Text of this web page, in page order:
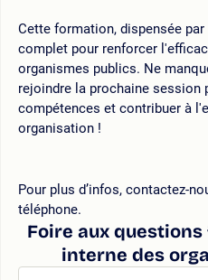
Cette formation, dispensée
complet pour renforcer
organismes publics. Ne
rejoindre la prochaine session
compétences et contribuer à
organisation !
Pour plus d’infos, contactez-
téléphone.
Foire aux
interne des